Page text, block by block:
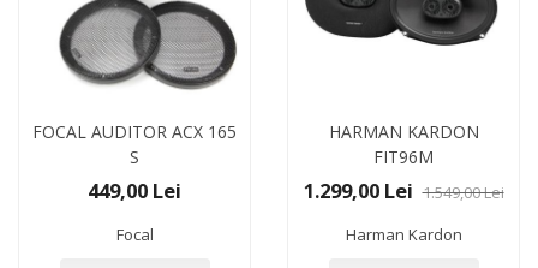
FOCAL AUDITOR ACX 165
S
449,00 Lei
Focal
HARMAN KARDON
FIT96M
1.299,00 Lei 1.549,00 Lei
Harman Kardon